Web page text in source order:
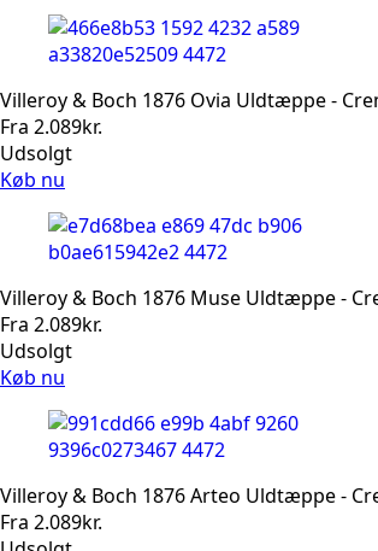
Villeroy & Boch 1876 Ovia Uldtæppe -
Fra 2.089kr.
Udsolgt
Køb nu
Villeroy & Boch 1876 Muse Uldtæppe -
Fra 2.089kr.
Udsolgt
Køb nu
Villeroy & Boch 1876 Arteo Uldtæppe -
Fra 2.089kr.